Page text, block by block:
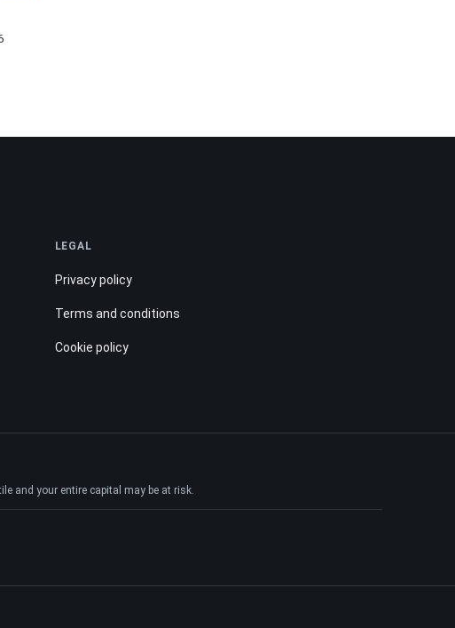
LEGAL
Privacy policy
Terms and conditions
Cookie policy
and your entire capital may be at risk.